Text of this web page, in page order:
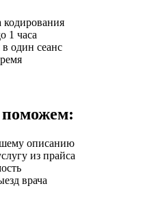
кодирования
1 часа
один сеанс
описанию
из прайса
врача